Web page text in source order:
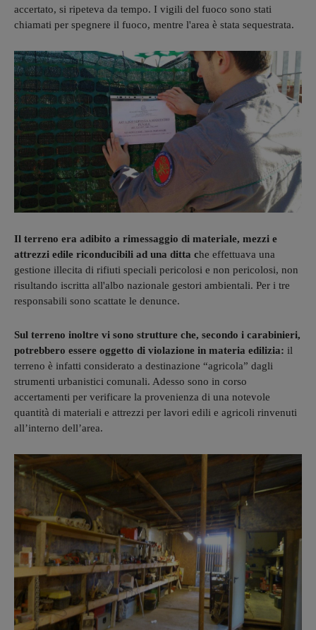
accertato, si ripeteva da tempo. I vigili del fuoco sono stati
chiamati per spegnere il fuoco, mentre l'area è stata sequestrata.
Il terreno era adibito a rimessaggio di materiale, mezzi e
attrezzi edile riconducibili ad una ditta che effettuava una
gestione illecita di rifiuti speciali pericolosi e non pericolosi, non
risultando iscritta all'albo nazionale gestori ambientali. Per i tre
responsabili sono scattate le denunce.
Sul terreno inoltre vi sono strutture che, secondo i carabinieri,
potrebbero essere oggetto di violazione in materia edilizia: il
terreno è infatti considerato a destinazione “agricola” dagli
strumenti urbanistici comunali. Adesso sono in corso
accertamenti per verificare la provenienza di una notevole
quantità di materiali e attrezzi per lavori edili e agricoli rinvenuti
all’interno dell’area.